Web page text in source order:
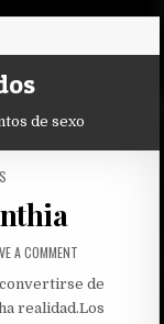
de sexo
A COMMENTON
JUEGOS
CON
de
realidad.Los